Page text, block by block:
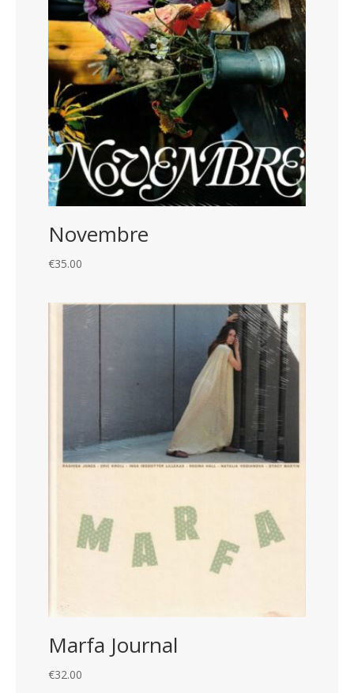
Novembre
€35.00
Marfa Journal
€32.00